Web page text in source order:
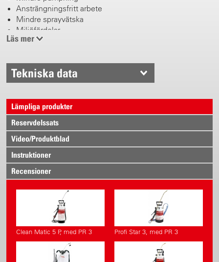
Ansträngningsfritt arbete
Mindre sprayvätska
Miljöfördelar
Läs mer
Tekniska data
Lämpliga produkter
Reservdelssats
Video/Produktblad
Instruktioner
Recensioner
Clean Matic 5 P, med PR 3 Profi Star 3, med PR 3